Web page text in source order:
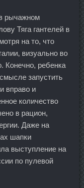
рычажном
Тяга гантелей в
на то, что
визуально во
Конечно, ребенка
запустить
вправо и
количество
в рацион,
Даже на
шапки
выступление на
по пулевой